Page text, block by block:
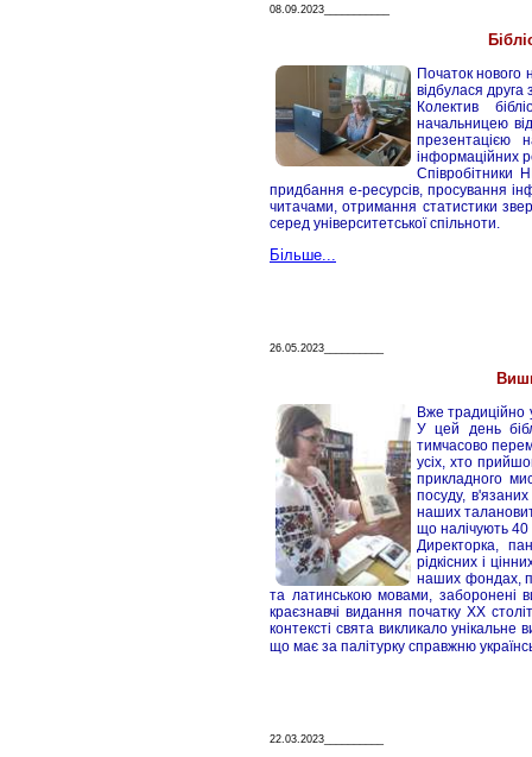
08.09.2023___________
Початок нового
відбулася друга
Колектив
начальницею
презентацією
інформаційних
Співробітники
придбання е-ресурсів, просування
читачами, отримання статистики
серед університетської спільноти.
Більше...
26.05.2023__________
Вже традиційно
У цей день
тимчасово
усіх, хто
прикладного
посуду,
наших
що налічують 40
Директорка,
рідкісних і
наших фондах,
та латинською мовами, заборонені
краєзнавчі видання початку ХХ
контексті свята викликало
що має за палітурку справжню
22.03.2023__________